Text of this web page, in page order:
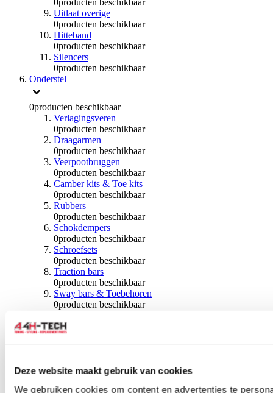
Deze website maakt gebruik van cookies
We gebruiken cookies om content en advertenties te
0producten beschikbaar
Uitlaat overige
0producten beschikbaar
Hitteband
0producten beschikbaar
Silencers
0producten beschikbaar
Onderstel
0producten beschikbaar
Verlagingsveren
0producten beschikbaar
Draagarmen
0producten beschikbaar
Veerpootbruggen
0producten beschikbaar
Camber kits & Toe kits
0producten beschikbaar
Rubbers
0producten beschikbaar
Schokdempers
0producten beschikbaar
Schroefsets
0producten beschikbaar
Traction bars
0producten beschikbaar
Sway bars & Toebehoren
0producten beschikbaar
0producten beschikbaar
Wiellagers & Naven
0producten beschikbaar
0producten beschikbaar